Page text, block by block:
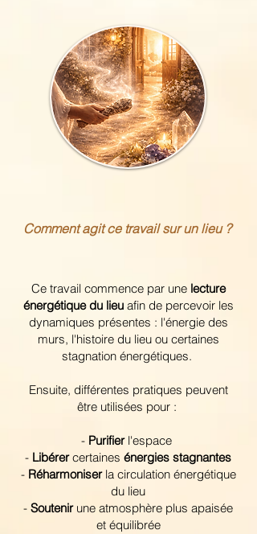
Comment agit ce travail sur un lieu ?
Ce travail commence par une lecture
énergétique du lieuafin de percevoir les
dynamiques présentes : l'énergie des
murs, l'histoire du lieu ou certaines
stagnation énergétiques.
Ensuite, différentes pratiques peuvent
être utilisées pour :
- Purifier l'espace
- Libérercertaines énergies stagnantes
- Réharmoniser la circulation énergétique
du lieu
- Soutenir une atmosphère plus apaisée
et équilibrée